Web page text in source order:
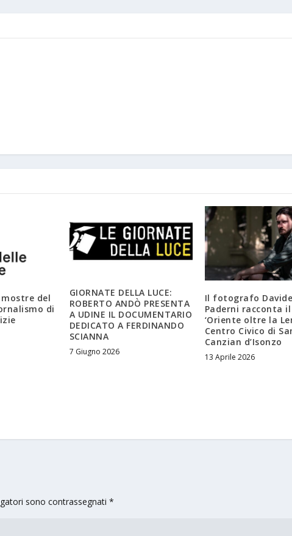
del
di
GIORNATE DELLA LUCE:
ROBERTO ANDÒ PRESENTA
A UDINE IL DOCUMENTARIO
DEDICATO A FERDINANDO
SCIANNA
7 Giugno 2026
Il fotografo
Paderni racconta il
‘Oriente oltre la
Centro Civico di
Canzian d’Isonzo
13 Aprile 2026
sono contrassegnati*